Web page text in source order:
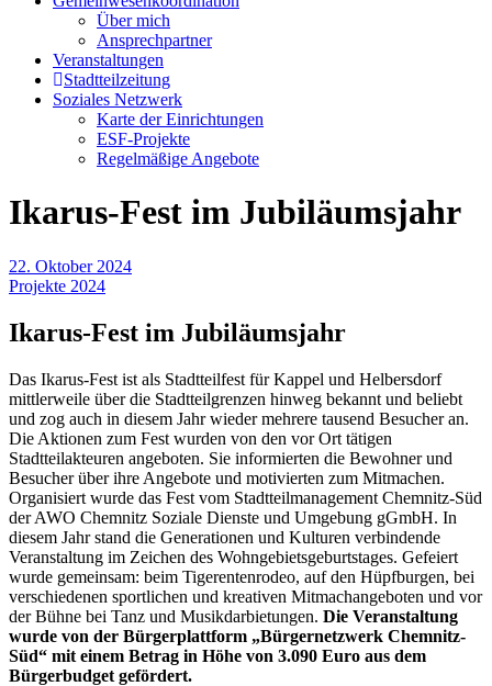
Über mich
Ansprechpartner
Veranstaltungen
Stadtteilzeitung
Soziales Netzwerk
Karte der Einrichtungen
ESF-Projekte
Regelmäßige Angebote
Ikarus-Fest im Jubiläumsjahr
22. Oktober 2024
Projekte 2024
Ikarus-Fest im Jubiläumsjahr
Das Ikarus-Fest ist als Stadtteilfest für Kappel und Helbersdorf
mittlerweile über die Stadtteilgrenzen hinweg bekannt und beliebt
und zog auch in diesem Jahr wieder mehrere tausend Besucher an.
Die Aktionen zum Fest wurden von den vor Ort tätigen
Stadtteilakteuren angeboten. Sie informierten die Bewohner und
Besucher über ihre Angebote und motivierten zum Mitmachen.
Organisiert wurde das Fest vom Stadtteilmanagement Chemnitz-Süd
der AWO Chemnitz Soziale Dienste und Umgebung gGmbH. In
diesem Jahr stand die Generationen und Kulturen verbindende
Veranstaltung im Zeichen des Wohngebietsgeburtstages. Gefeiert
wurde gemeinsam: beim Tigerentenrodeo, auf den Hüpfburgen, bei
verschiedenen sportlichen und kreativen Mitmachangeboten und vor
der Bühne bei Tanz und Musikdarbietungen. Die Veranstaltung
wurde von der Bürgerplattform „Bürgernetzwerk Chemnitz-
Süd“ mit einem Betrag in Höhe von 3.090 Euro aus dem
Bürgerbudget gefördert.